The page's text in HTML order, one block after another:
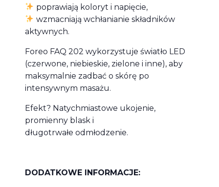
poprawiają koloryt i napięcie,
wzmacniają wchłanianie składników
aktywnych.
Foreo FAQ 202 wykorzystuje światło LED
(czerwone, niebieskie, zielone i inne), aby
maksymalnie zadbać o skórę po
intensywnym masażu.
Efekt? Natychmiastowe ukojenie,
promienny blask i
długotrwałe odmłodzenie.
DODATKOWE INFORMACJE: